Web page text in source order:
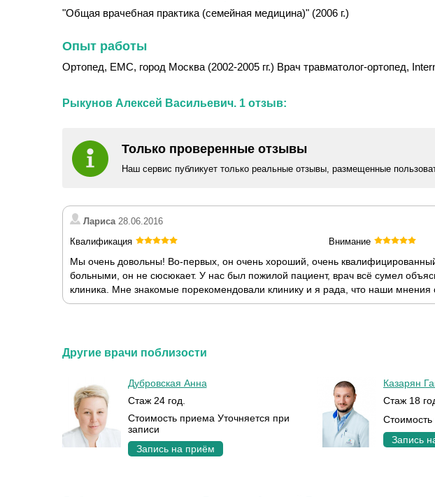
"Общая врачебная практика (семейная медицина)" (2006 г.)
Опыт работы
Ортопед, ЕМС, город Москва (2002-2005 гг.) Врач травматолог-ортопед,
Рыкунов Алексей Васильевич. 1 отзыв:
Только проверенные отзывы
Наш сервис публикует только реальные отзывы, размещенные
Лариса28.06.2016
Квалификация
Внимание
Мы очень довольны! Во-первых, он очень хороший, очень
больными, он не сюсюкает. У нас был пожилой пациент, врач всё сумел
клиника. Мне знакомые порекомендовали клинику и я рада, что наши
Другие врачи поблизости
Дубровская Анна
Стаж 24 год.
Стоимость приема Уточняется при
записи
Запись на приём
Казарян
Стаж 18
Запись